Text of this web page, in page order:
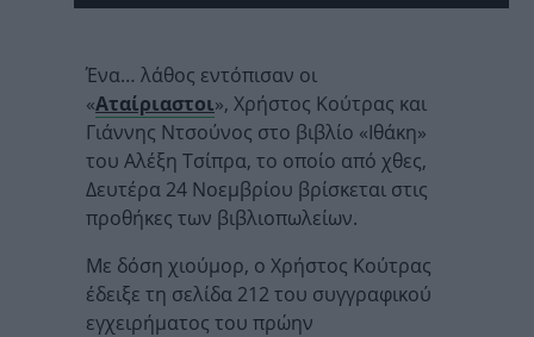
Ένα… λάθος εντόπισαν οι
«Αταίριαστοι», Χρήστος Κούτρας και
Γιάννης Ντσούνος στο βιβλίο «Ιθάκη»
του Αλέξη Τσίπρα, το οποίο από χθες,
Δευτέρα 24 Νοεμβρίου βρίσκεται στις
προθήκες των βιβλιοπωλείων.
Με δόση χιούμορ, ο Χρήστος Κούτρας
έδειξε τη σελίδα 212 του συγγραφικού
εγχειρήματος του πρώην